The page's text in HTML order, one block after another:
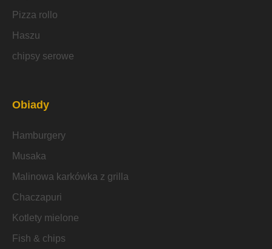
Pizza rollo
Haszu
chipsy serowe
Obiady
Hamburgery
Musaka
Malinowa karkówka z grilla
Chaczapuri
Kotlety mielone
Fish & chips